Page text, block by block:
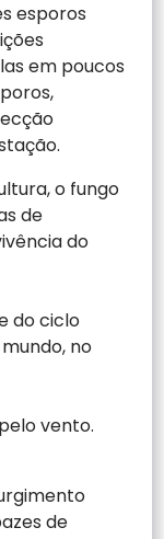
esporos
em poucos
o fungo
de
do
do ciclo
no
vento.
de